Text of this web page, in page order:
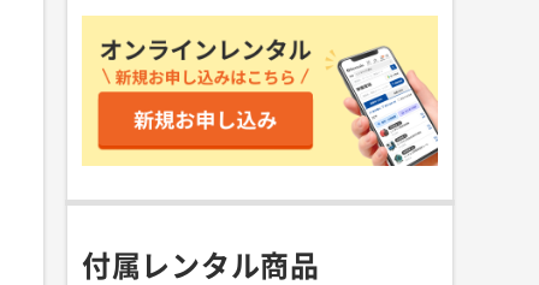
付属レンタル商品